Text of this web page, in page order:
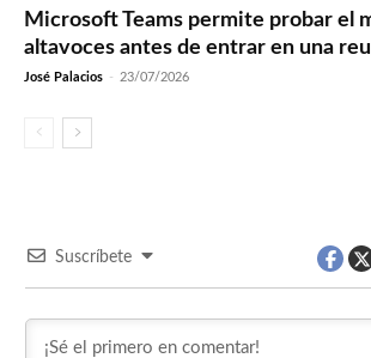
Microsoft Teams permite probar el
altavoces antes de entrar en una
José Palacios - 23/07/2026
Suscríbete